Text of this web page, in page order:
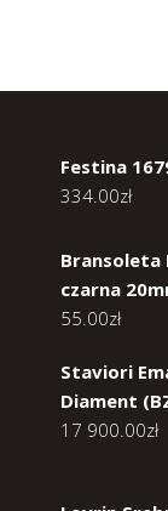
Festina
334.00zł
Bransoleta
czarna
55.00zł
Staviori
Diament
17 900.00zł